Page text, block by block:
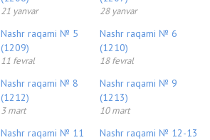
21 yanvar 28 yanvar
Nashr raqami № 5
(1209)
11 fevral
Nashr raqami № 6
(1210)
18 fevral
Nashr raqami № 8
(1212)
3 mart
Nashr raqami № 9
(1213)
10 mart
Nashr raqami № 11
Nashr raqami № 12-13